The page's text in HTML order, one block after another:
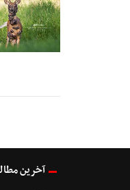
1398 -
آخرین